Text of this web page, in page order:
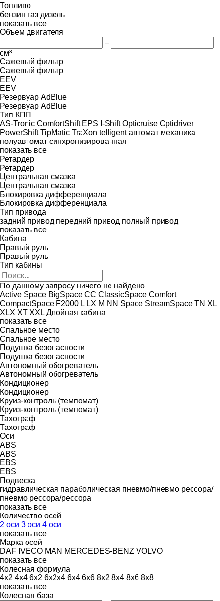
Топливо
бензин газ дизель
показать все
Объем двигателя
–
см³
Сажевый фильтр
Сажевый фильтр
EEV
EEV
Резервуар AdBlue
Резервуар AdBlue
Тип КПП
AS-Tronic ComfortShift EPS I-Shift Opticruise Optidriver
PowerShift TipMatic TraXon telligent автомат механика
полуавтомат синхронизированная
показать все
Ретардер
Ретардер
Центральная смазка
Центральная смазка
Блокировка дифференциала
Блокировка дифференциала
Тип привода
задний привод передний привод полный привод
показать все
Кабина
Правый руль
Правый руль
Тип кабины
По данному запросу ничего не найдено
Active Space BigSpace CC ClassicSpace Comfort
CompactSpace F2000 L LX M NN Space StreamSpace TN XL
XLX XT XXL Двойная кабина
показать все
Спальное место
Спальное место
Подушка безопасности
Подушка безопасности
Автономный обогреватель
Автономный обогреватель
Кондиционер
Кондиционер
Круиз-контроль (темпомат)
Круиз-контроль (темпомат)
Тахограф
Тахограф
Оси
ABS
ABS
EBS
EBS
Подвеска
гидравлическая параболическая пневмо/пневмо рессора/
пневмо рессора/рессора
показать все
Количество осей
2 оси 3 оси 4 оси
показать все
Марка осей
DAF IVECO MAN MERCEDES-BENZ VOLVO
показать все
Колесная формула
4x2 4x4 6x2 6x2x4 6x4 6x6 8x2 8x4 8x6 8x8
показать все
Колесная база